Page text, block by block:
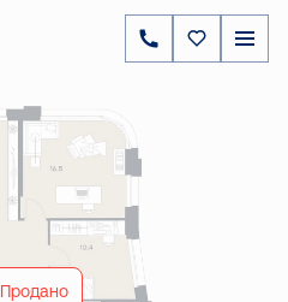
Цена по запросу
Продано